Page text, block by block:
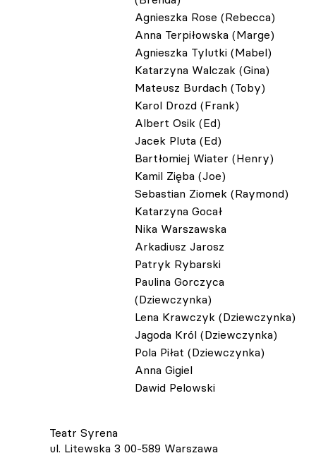
Agnieszka Rose (Rebecca)
Anna Terpiłowska (Marge)
Agnieszka Tylutki (Mabel)
Katarzyna Walczak (Gina)
Mateusz Burdach (Toby)
Karol Drozd (Frank)
Albert Osik (Ed)
Jacek Pluta (Ed)
Bartłomiej Wiater (Henry)
Kamil Zięba (Joe)
Sebastian Ziomek (Raymond)
Katarzyna Gocał
Nika Warszawska
Arkadiusz Jarosz
Patryk Rybarski
Paulina Gorczyca
(Dziewczynka)
Lena Krawczyk (Dziewczynka)
Jagoda Król (Dziewczynka)
Pola Piłat (Dziewczynka)
Anna Gigiel
Dawid Pelowski
Teatr Syrena
ul. Litewska 3 00-589 Warszawa